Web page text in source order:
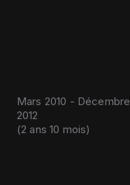
Mars 2010 - Décembre
2012
(2 ans 10 mois)